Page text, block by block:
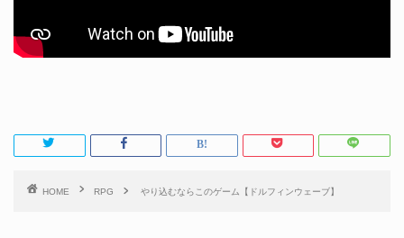
HOME RPG やり込むならこのゲーム【ドルフィンウェーブ】